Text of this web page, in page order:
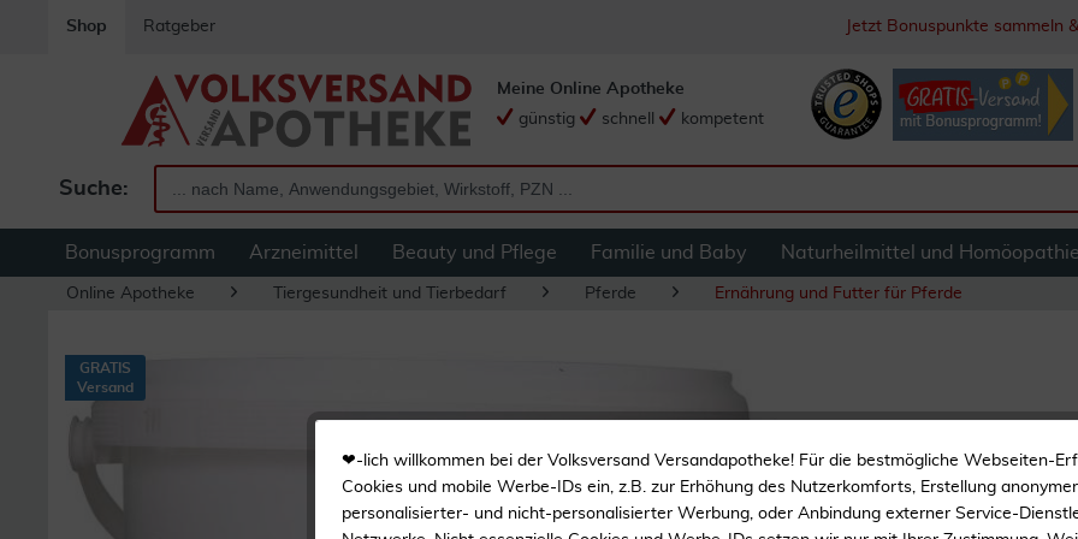
Shop Ratgeber Jetzt Bonuspunkte sammeln
Suche:
Meine Online Apotheke
günstig
schnell kompetent
Bonusprogramm Arzneimittel Beauty und Pflege Familie und Baby Naturheilmittel und Homöopathie
Online Apotheke Tiergesundheit und Tierbedarf Pferde Ernährung und Futter für Pferde
Equigreen
GRATIS
Versand
❤-lich willkommen bei der Volksversand Versandapotheke! Für die bestmögliche Webseiten-
Cookies und mobile Werbe-IDs ein, z.B. zur Erhöhung des Nutzerkomforts, Erstellung
personalisierter- und nicht-personalisierter Werbung, oder Anbindung externer Service-